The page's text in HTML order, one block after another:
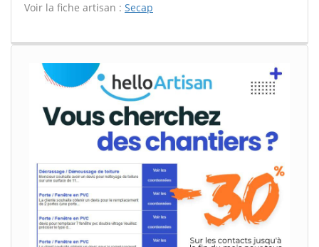
Voir la fiche artisan : Secap